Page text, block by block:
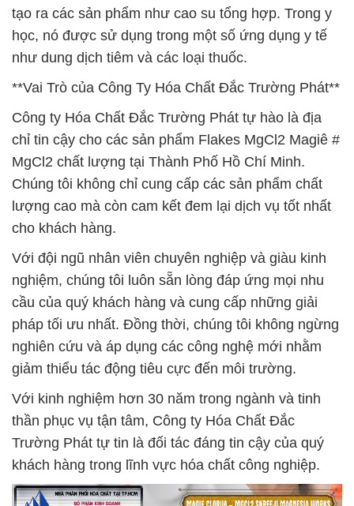
tạo ra các sản phẩm như cao su tổng hợp. Trong y
học, nó được sử dụng trong một số ứng dụng y tế
như dung dịch tiêm và các loại thuốc.
**Vai Trò của Công Ty Hóa Chất Đắc Trường Phát**
Công ty Hóa Chất Đắc Trường Phát tự hào là địa
chỉ tin cậy cho các sản phẩm Flakes MgCl2 Magiê #
MgCl2 chất lượng tại Thành Phố Hồ Chí Minh.
Chúng tôi không chỉ cung cấp các sản phẩm chất
lượng cao mà còn cam kết đem lại dịch vụ tốt nhất
cho khách hàng.
Với đội ngũ nhân viên chuyên nghiệp và giàu kinh
nghiệm, chúng tôi luôn sẵn lòng đáp ứng mọi nhu
cầu của quý khách hàng và cung cấp những giải
pháp tối ưu nhất. Đồng thời, chúng tôi không ngừng
nghiên cứu và áp dụng các công nghệ mới nhằm
giảm thiểu tác động tiêu cực đến môi trường.
Với kinh nghiệm hơn 30 năm trong ngành và tinh
thần phục vụ tận tâm, Công ty Hóa Chất Đắc
Trường Phát tự tin là đối tác đáng tin cậy của quý
khách hàng trong lĩnh vực hóa chất công nghiệp.